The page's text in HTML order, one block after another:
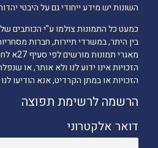
השונות יש מידע ייחודי גם על היבטי
כמעט כל התמונות צולמו ע"י הכותבים
בין היתר, במשרדי תיירות, חברות
מאגרי
הזכויות אינו ידוע לנו ולא אותר, או
הזכויות או במתן הקרדיט, אנא הודיעו
הרשמה לרשימת תפוצה
דואר אלקטרוני